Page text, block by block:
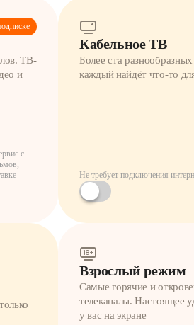
ТВ-
и
с
Кабельное ТВ
Более ста разнообразных
каждый найдёт что-то
Не требует подключения
Взрослый режим
Самые горячие и
телеканалы. Настоящее
у вас на экране